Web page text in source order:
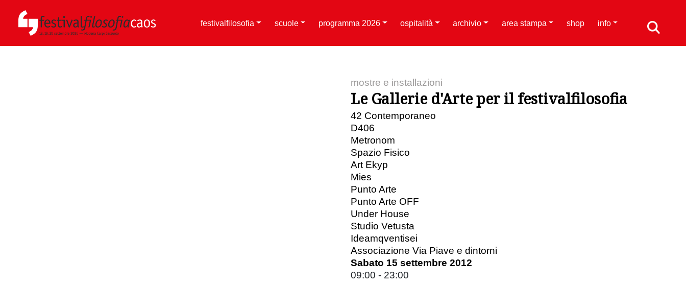
festivalfilosofia scuole programma 2026 ospitalità archivio area stampa shop info
mostre e installazioni
Le Gallerie d'Arte per il festivalfilosofia
42 Contemporaneo
D406
Metronom
Spazio Fisico
Art Ekyp
Mies
Punto Arte
Punto Arte OFF
Under House
Studio Vetusta
Ideamqventisei
Associazione Via Piave e dintorni
Sabato 15 settembre 2012
09:00 - 23:00